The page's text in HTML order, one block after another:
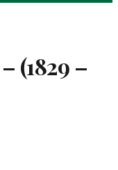
(1829 –